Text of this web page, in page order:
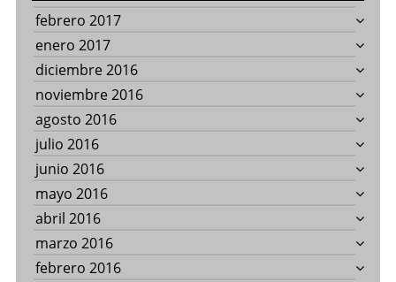
febrero 2017
enero 2017
diciembre 2016
noviembre 2016
agosto 2016
julio 2016
junio 2016
mayo 2016
abril 2016
marzo 2016
febrero 2016